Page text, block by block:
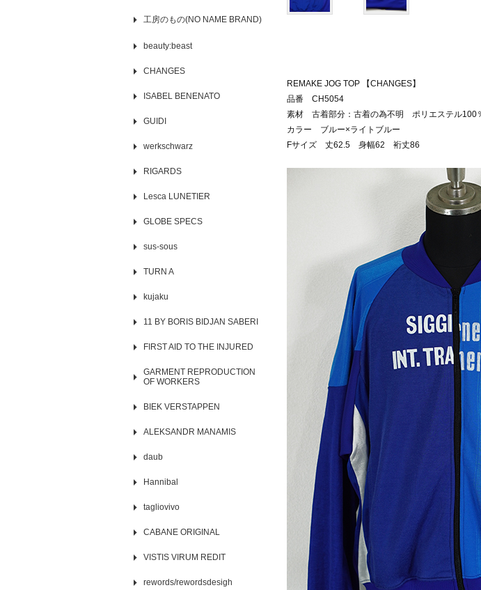
REMAKE JOG TOP 【CHANGES】
品番 CH5054
素材 古着部分：古着の為不明 ポリエステル100
カラー ブルー×ライトブルー
Fサイズ 丈62.5 身幅62 裄丈86
工房のもの(NO NAME BRAND)
beauty:beast
CHANGES
ISABEL BENENATO
GUIDI
werkschwarz
RIGARDS
Lesca LUNETIER
GLOBE SPECS
sus-sous
TURN A
kujaku
11 BY BORIS BIDJAN SABERI
FIRST AID TO THE INJURED
GARMENT REPRODUCTION
OF WORKERS
BIEK VERSTAPPEN
ALEKSANDR MANAMIS
daub
Hannibal
tagliovivo
CABANE ORIGINAL
VISTIS VIRUM REDIT
rewords/rewordsdesigh